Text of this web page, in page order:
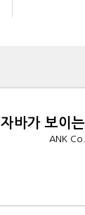
OS가 보이는
ANK